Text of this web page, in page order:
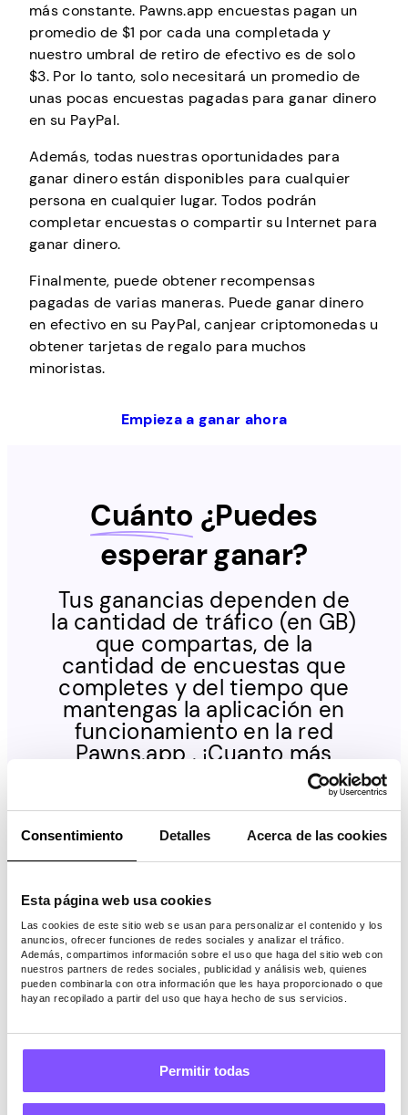
Consentimiento Detalles Acerca de las cookies
Esta página web usa cookies
Las cookies de este sitio web se usan para personalizar el contenido y los
anuncios, ofrecer funciones de redes sociales y analizar el tráfico.
Además, compartimos información sobre el uso que haga del sitio web con
nuestros partners de redes sociales, publicidad y análisis web, quienes
pueden combinarla con otra información que les haya proporcionado o que
hayan recopilado a partir del uso que haya hecho de sus servicios.
Permitir todas
más constante. Pawns.app encuestas pagan un
promedio de $1 por cada una completada y
nuestro umbral de retiro de efectivo es de solo
$3. Por lo tanto, solo necesitará un promedio de
unas pocas encuestas pagadas para ganar dinero
en su PayPal.
Además, todas nuestras oportunidades para
ganar dinero están disponibles para cualquier
persona en cualquier lugar. Todos podrán
completar encuestas o compartir su Internet para
ganar dinero.
Finalmente, puede obtener recompensas
pagadas de varias maneras. Puede ganar dinero
en efectivo en su PayPal, canjear criptomonedas u
obtener tarjetas de regalo para muchos
minoristas.
Empieza a ganar ahora
Cuánto ¿Puedes
esperar ganar?
Tus ganancias dependen de
la cantidad de tráfico (en GB)
que compartas, de la
cantidad de encuestas que
completes y del tiempo que
mantengas la aplicación en
funcionamiento en la red
Pawns.app . ¡Cuanto más
tiempo permanezcas en
por mes
IPs únicas